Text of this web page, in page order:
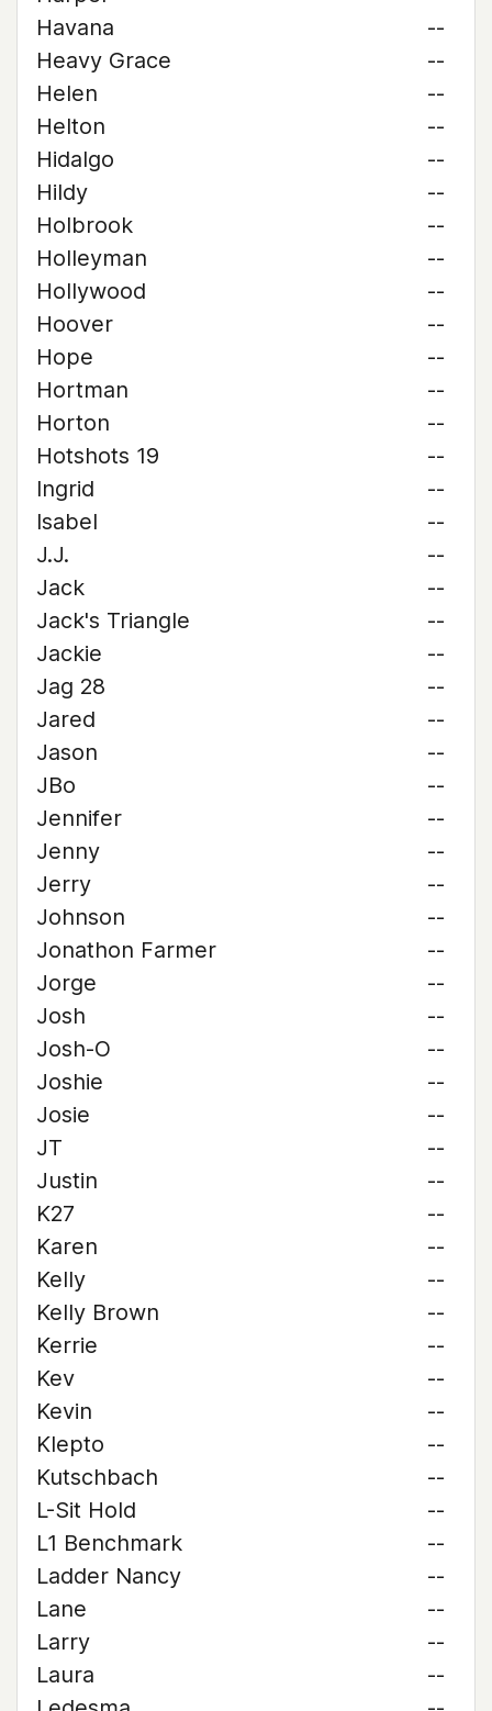
Havana
--
Heavy Grace
--
Helen
--
Helton
--
Hidalgo
--
Hildy
--
Holbrook
--
Holleyman
--
Hollywood
--
Hoover
--
Hope
--
Hortman
--
Horton
--
Hotshots 19
--
Ingrid
--
Isabel
--
J.J.
--
Jack
--
Jack's Triangle
--
Jackie
--
Jag 28
--
Jared
--
Jason
--
JBo
--
Jennifer
--
Jenny
--
Jerry
--
Johnson
--
Jonathon Farmer
--
Jorge
--
Josh
--
Josh-O
--
Joshie
--
Josie
--
JT
--
Justin
--
K27
--
Karen
--
Kelly
--
Kelly Brown
--
Kerrie
--
Kev
--
Kevin
--
Klepto
--
Kutschbach
--
L-Sit Hold
--
L1 Benchmark
--
Ladder Nancy
--
Lane
--
Larry
--
Laura
--